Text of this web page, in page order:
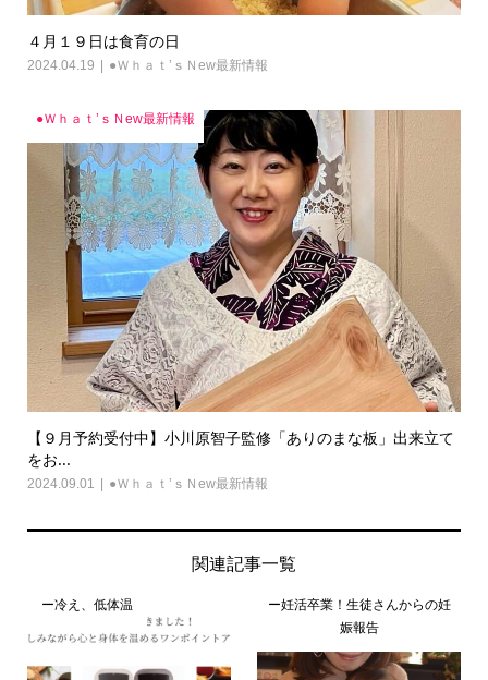
４月１９日は食育の日
2024.04.19 ●Ｗｈａｔ’ｓＮew最新情報
●Ｗｈａｔ’ｓＮew最新情報
【９月予約受付中】小川原智子監修「ありのまな板」出来立て
をお...
2024.09.01 ●Ｗｈａｔ’ｓＮew最新情報
関連記事一覧
ー冷え、低体温
ー妊活卒業！生徒さんからの妊
娠報告